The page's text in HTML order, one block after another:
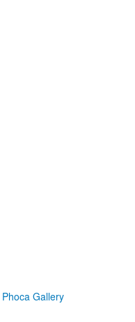
Phoca Gallery